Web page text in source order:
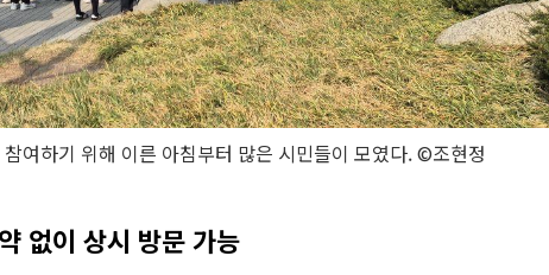
여하기 위해 이른 아침부터 많은 시민들이 모였다. ©조현정
없이 상시 방문 가능